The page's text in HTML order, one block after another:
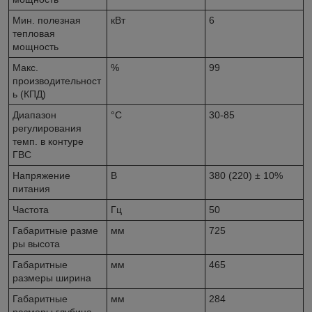
Мин. полезная
тепловая
мощность
кВт 6
Макс.
производительност
ь (КПД)
% 99
Диапазон
регулирования
темп. в контуре
ГВС
°С 30-85
Напряжение
питания
В 380 (220) ± 10%
Частота Гц
50
Габаритные разме
ры высота
мм 725
Габаритные
размеры ширина
мм 465
Габаритные
мм 284